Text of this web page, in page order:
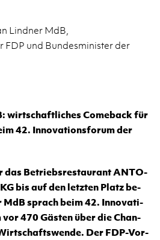
Lindner MdB,
FDP und Bundesminister der
wirt­schaft­li­ches Come­back für
42. In­no­va­ti­ons­fo­rum der
das Be­triebs­re­stau­rant AN­TO­
bis auf den letz­ten Platz be­
MdB sprach beim 42. In­no­va­ti­
470 Gäs­ten über die Chan­
Der FDP-Vor­